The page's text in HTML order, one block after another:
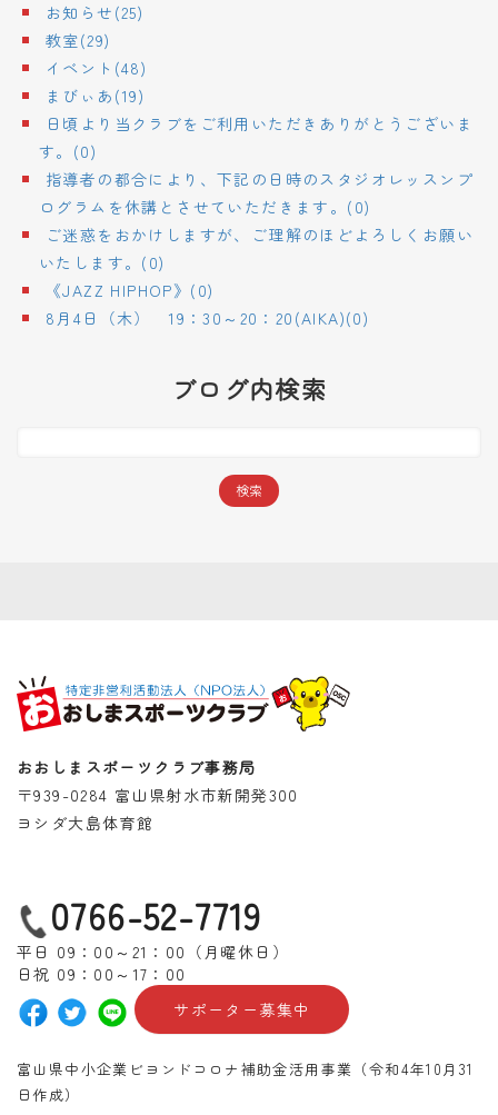
お知らせ(25)
教室(29)
イベント(48)
まびぃあ(19)
日頃より当クラブをご利用いただきありがとうございま
す。(0)
指導者の都合により、下記の日時のスタジオレッスンプ
ログラムを休講とさせていただきます。(0)
ご迷惑をおかけしますが、ご理解のほどよろしくお願い
いたします。(0)
《JAZZ HIPHOP》(0)
8月4日（木） 19：30～20：20(AIKA)(0)
ブログ内検索
おおしまスポーツクラブ事務局
〒939-0284 富山県射水市新開発300
ヨシダ大島体育館
0766-52-7719
平日 09：00～21：00（月曜休日）
日祝 09：00～17：00
サポーター募集中
富山県中小企業ビヨンドコロナ補助金活用事業（令和4年10月31
日作成）